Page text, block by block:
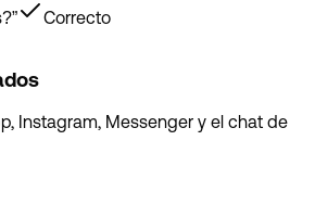
”
Correcto
Instagram, Messenger y el chat de